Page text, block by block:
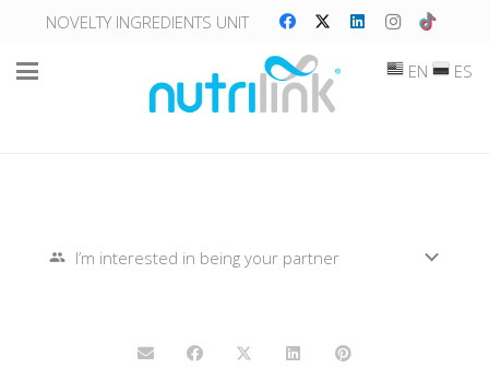
NOVELTY INGREDIENTS UNIT
EN ES
people I’m interested in being your partner